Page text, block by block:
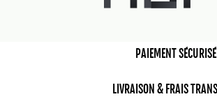
PAIEMENT SÉCURISÉ
LIVRAISON & FRAIS